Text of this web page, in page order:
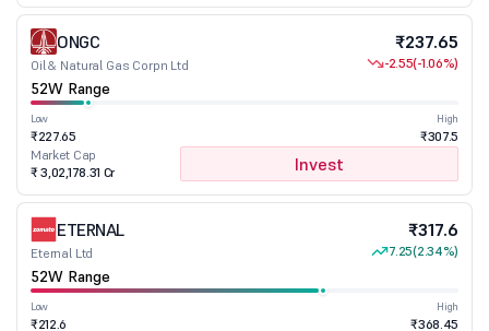
ONGC
Oil & Natural Gas Corpn Ltd
₹237.65
-2.55(-1.06%)
52W Range
Low
₹227.65
High
₹307.5
Market Cap
₹ 3,02,178.31 Cr
Invest
ETERNAL
Eternal Ltd
₹317.6
7.25(2.34%)
52W Range
Low
₹212.6
High
₹368.45